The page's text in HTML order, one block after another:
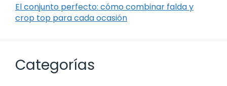
El conjunto perfecto: cómo combinar falda y
crop top para cada ocasión
Categorías